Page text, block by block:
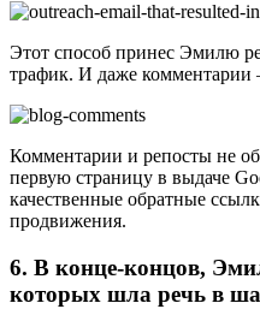
Этот способ принес Эмилю
трафик. И даже комментарии
Комментарии и репосты не
первую страницу в выдаче
качественные обратные
продвижения.
6. В конце-концов,
которых шла речь в